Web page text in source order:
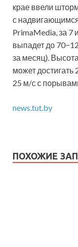
крае ввели
с
PrimaMedia, за 7
выпадет до
за месяц).
может достигать
25 м/с с
news.tut.by
ПОХОЖИЕ